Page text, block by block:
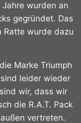
wurden an
gegründet. Das
Ratte wurde dazu
Marke Triumph
leider wieder
wir, dass wir
die R.A.T. Pack
vertreten.